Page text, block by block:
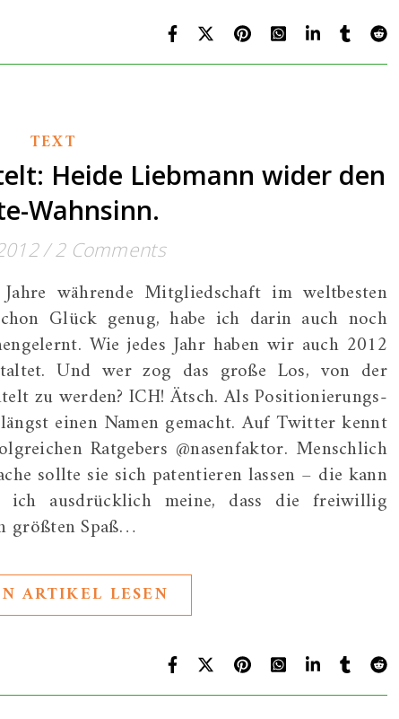
TEXT
Heide Liebmann wider den
Wahnsinn.
/ 2 Comments
währende Mitgliedschaft im weltbesten
Glück genug, habe ich darin auch noch
Wie jedes Jahr haben wir auch 2012
Und wer zog das große Los, von der
zu werden? ICH! Ätsch. Als Positionierungs-
einen Namen gemacht. Auf Twitter kennt
Ratgebers @nasenfaktor. Menschlich
sollte sie sich patentieren lassen – die kann
ausdrücklich meine, dass die freiwillig
größten Spaß…
ARTIKEL LESEN